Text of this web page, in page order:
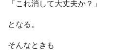
「これ消して大丈夫か？」
となる。
そんなときも